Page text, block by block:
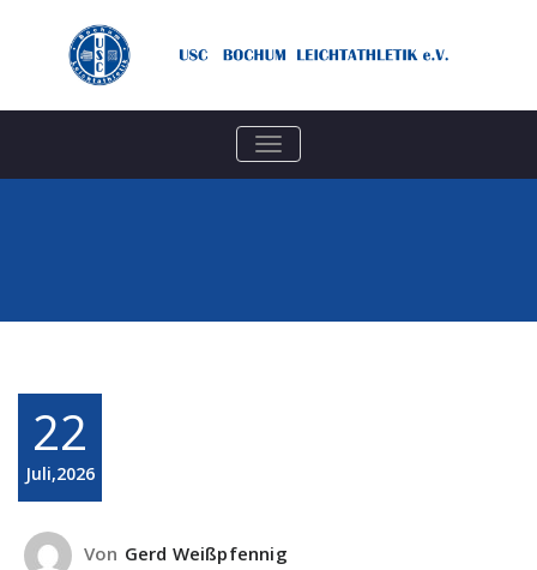
TOGGLE
NAVIGATION
22
Juli,2026
Von Gerd Weißpfennig